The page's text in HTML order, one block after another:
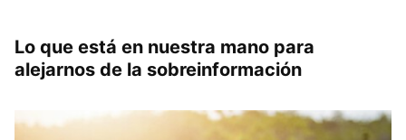
Lo que está en nuestra mano para
alejarnos de la sobreinformación